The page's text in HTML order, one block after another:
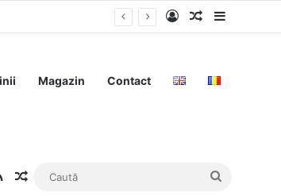
Log InArticolSidebar
Magazin Contact
RSSArticol aleatoriu